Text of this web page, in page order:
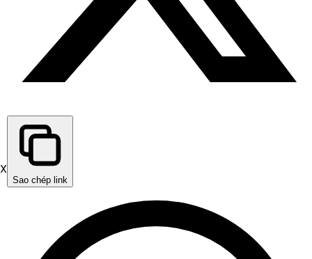
X
Sao chép link